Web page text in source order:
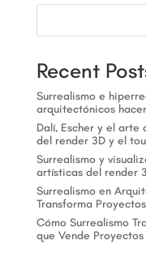
Recent
Surrealismo e
arquitectónicos
Dalí, Escher y el arte
del render 3D y el
Surrealismo y
artísticas del render
Surrealismo en
Transforma
Cómo Surrealismo
que Vende Proyectos